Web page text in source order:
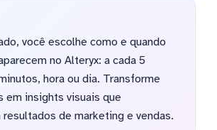
você escolhe como e quando
no Alteryx: a cada 5
hora ou dia. Transforme
em insights visuais que
resultados de marketing e vendas.